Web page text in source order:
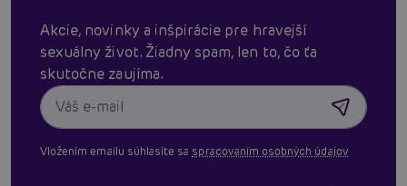
Akcie, novinky a inšpirácie pre hravejší
sexuálny život. Žiadny spam, len to, čo ťa
skutočne zaujíma.
Vložením emailu súhlasíte sa spracovaním osobných údajov